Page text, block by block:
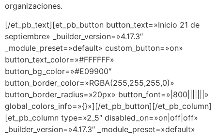
organizaciones.
[/et_pb_text][et_pb_button button_text=»Inicio 21 de
septiembre» _builder_version=»4.17.3″
_module_preset=»default» custom_button=»on»
button_text_color=»#FFFFFF»
button_bg_color=»#E09900″
button_border_color=»RGBA(255,255,255,0)»
button_border_radius=»20px» button_font=»|800|||||||»
global_colors_info=»{}»][/et_pb_button][/et_pb_column]
[et_pb_column type=»2_5″ disabled_on=»on|off|off»
_builder_version=»4.17.3″ _module_preset=»default»